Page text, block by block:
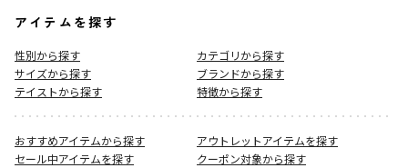
アイテムを探す
性別から探す
カテゴリから探す
サイズから探す
ブランドから探す
テイストから探す
特徴から探す
おすすめアイテムから探す
アウトレットアイテムを探す
セール中アイテムを探す
クーポン対象から探す